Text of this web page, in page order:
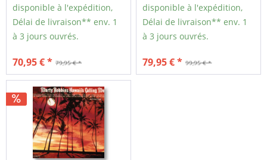
disponible à l'expédition,
Délai de livraison** env. 1
à 3 jours ouvrés.
79,95 € *
70,95 € *
disponible à l'expédition,
Délai de livraison** env. 1
à 3 jours ouvrés.
99,95 € *
79,95 € *